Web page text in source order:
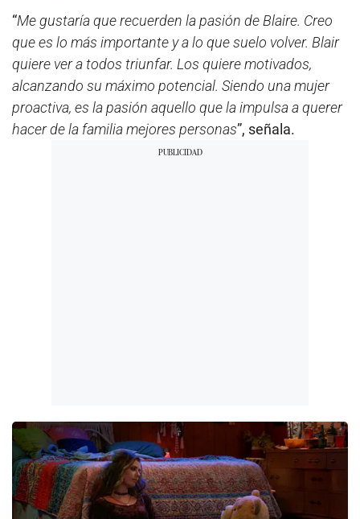
“Me gustaría que recuerden la pasión de Blaire. Creo
que es lo más importante y a lo que suelo volver. Blair
quiere ver a todos triunfar. Los quiere motivados,
alcanzando su máximo potencial. Siendo una mujer
proactiva, es la pasión aquello que la impulsa a querer
hacer de la familia mejores personas”, señala.